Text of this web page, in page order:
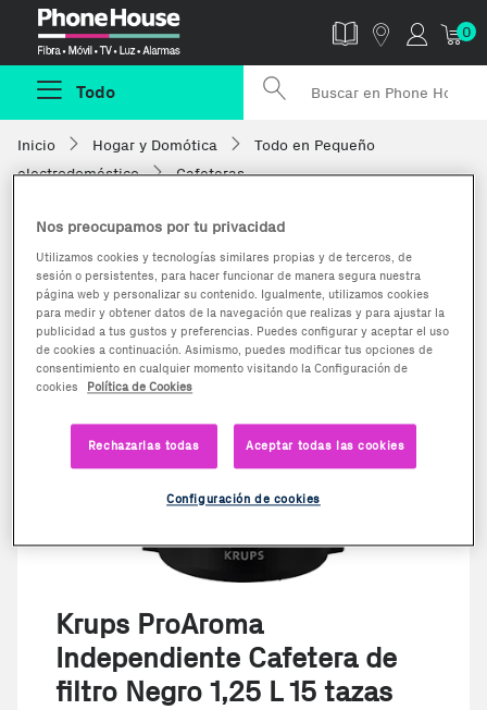
0
Todo
Inicio Hogar y Domótica
Todo en Pequeño
electrodoméstico
Cafeteras
Krups ProAroma
Independiente Cafetera de
filtro Negro 1,25 L 15 tazas
Nos preocupamos por tu privacidad
Utilizamos cookies y tecnologías similares propias y de terceros, de
sesión o persistentes, para hacer funcionar de manera segura nuestra
página web y personalizar su contenido. Igualmente, utilizamos cookies
para medir y obtener datos de la navegación que realizas y para ajustar la
publicidad a tus gustos y preferencias. Puedes configurar y aceptar el uso
de cookies a continuación. Asimismo, puedes modificar tus opciones de
consentimiento en cualquier momento visitando la Configuración de
cookies
Política de Cookies
Rechazarlas todas Aceptar todas las cookies
Configuración de cookies